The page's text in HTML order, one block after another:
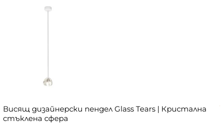
Висящ дизайнерски пендел Glass Tears | Кристална
стъклена сфера